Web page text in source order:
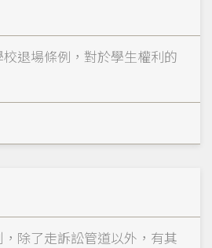
退場條例，對於學生權利的
除了走訴訟管道以外，有其